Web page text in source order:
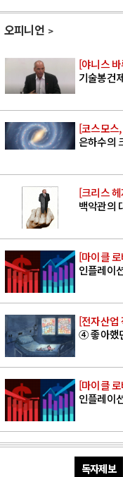
오피니언
[야니스
기술봉건
[코스모스
은하수의
[크리스
백악관의
[마이클
인플레이
[전자산업
④ 좋아했
[마이클
인플레이
독자제보